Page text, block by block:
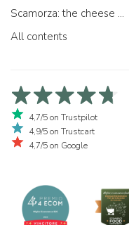
Scamorza: the cheese ...
All contents
4,7/5 on Trustpilot
4,9/5 on Trustcart
4,7/5 on Google